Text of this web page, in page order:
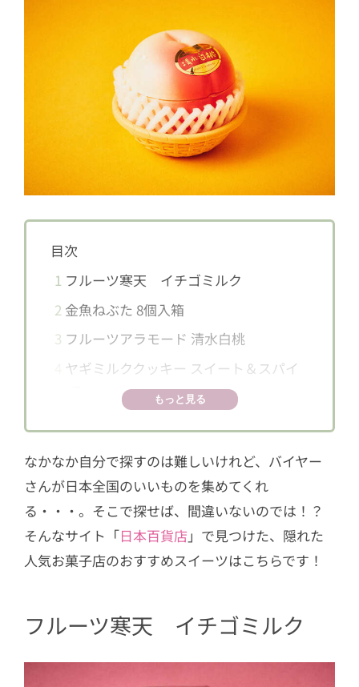
目次
1 フルーツ寒天 イチゴミルク
2 金魚ねぶた 8個入箱
3 フルーツアラモード 清水白桃
ヤギミルククッキー スイート＆スパイ
6.1 「いろいろニッポン見っけ市」
6.2 「大入クーポン大盤振る舞いキャ
ンペーン」
7地元を愛し愛された名店を見つけよう
もっと見る
なかなか自分で探すのは難しいけれど、バイヤー
さんが日本全国のいいものを集めてくれ
る・・・。そこで探せば、間違いないのでは！？
そんなサイト「日本百貨店」で見つけた、隠れた
人気お菓子店のおすすめスイーツはこちらです！
フルーツ寒天 イチゴミルク